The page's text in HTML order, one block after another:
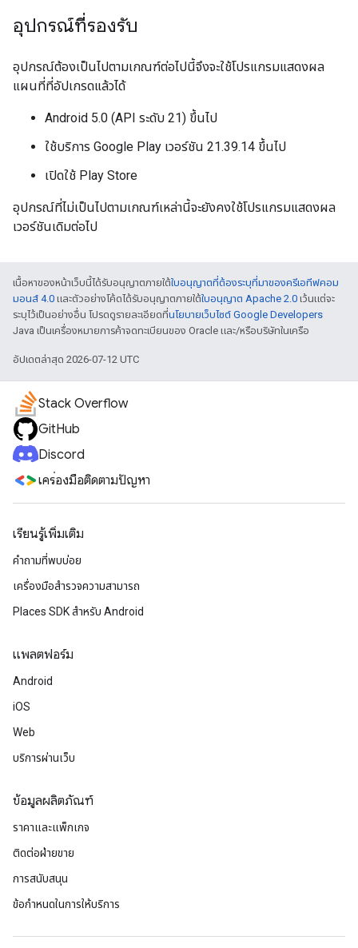
อุปกรณ์ที่รองรับ
อุปกรณ์ต้องเป็นไปตามเกณฑ์ต่อไปนี้จึงจะใช้โปรแกรมแสดงผล
แผนที่ที่อัปเกรดแล้วได้
Android 5.0 (API ระดับ 21) ขึ้นไป
ใช้บริการ Google Play เวอร์ชัน 21.39.14 ขึ้นไป
เปิดใช้ Play Store
อุปกรณ์ที่ไม่เป็นไปตามเกณฑ์เหล่านี้จะยังคงใช้โปรแกรมแสดงผล
เวอร์ชันเดิมต่อไป
เนื้อหาของหน้าเว็บนี้ได้รับอนุญาตภายใต้ใบอนุญาตที่ต้องระบุที่มาของครีเอทีฟคอม
มอนส์ 4.0 และตัวอย่างโค้ดได้รับอนุญาตภายใต้ใบอนุญาต Apache 2.0 เว้นแต่จะ
ระบุไว้เป็นอย่างอื่น โปรดดูรายละเอียดที่นโยบายเว็บไซต์ Google Developers
Java เป็นเครื่องหมายการค้าจดทะเบียนของ Oracle และ/หรือบริษัทในเครือ
อัปเดตล่าสุด 2026-07-12 UTC
Stack Overflow
GitHub
Discord
เครื่องมือติดตามปัญหา
เรียนรู้เพิ่มเติม
คำถามที่พบบ่อย
เครื่องมือสำรวจความสามารถ
Places SDK สำหรับ Android
แพลตฟอร์ม
Android
iOS
Web
บริการผ่านเว็บ
ข้อมูลผลิตภัณฑ์
ราคาและแพ็กเกจ
ติดต่อฝ่ายขาย
การสนับสนุน
ข้อกำหนดในการให้บริการ